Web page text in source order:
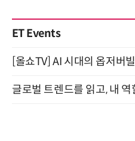
ET Events